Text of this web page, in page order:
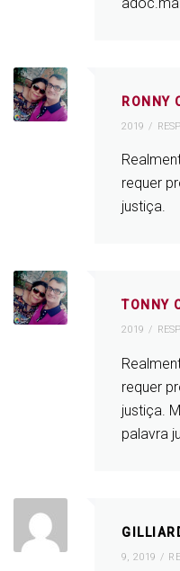
RONNY
2019
requer
justiça.
TONNY
2019
requer
justiça.
palavra
9, 2019